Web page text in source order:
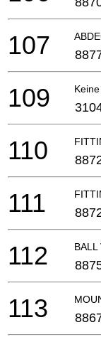
107
109
110
111
BALL
112
113